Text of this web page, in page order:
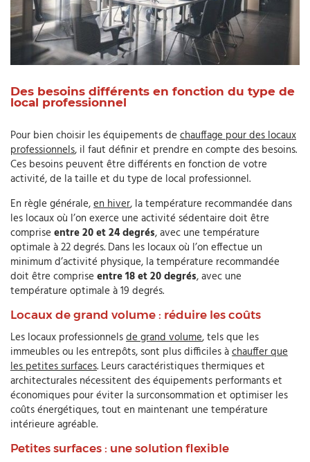
Des besoins différents en fonction du type de
local professionnel
Pour bien choisir les équipements de chauffage pour des locaux
professionnels, il faut définir et prendre en compte des besoins.
Ces besoins peuvent être différents en fonction de votre
activité, de la taille et du type de local professionnel.
En règle générale,en hiver, la température recommandée dans
les locaux où l’on exerce une activité sédentaire doit être
comprise entre 20 et 24 degrés, avec une température
optimale à 22 degrés. Dans les locaux où l’on effectue un
minimum d’activité physique, la température recommandée
doit être comprise entre 18 et 20 degrés, avec une
température optimale à 19 degrés.
Locaux de grand volume : réduire les coûts
Les locaux professionnelsde grand volume, tels que les
immeubles ou les entrepôts, sont plus difficiles àchauffer que
les petites surfaces. Leurs caractéristiques thermiques et
architecturales nécessitent des équipements performants et
économiques pour éviter la surconsommation et optimiser les
coûts énergétiques, tout en maintenant une température
intérieure agréable.
Petites surfaces : une solution flexible